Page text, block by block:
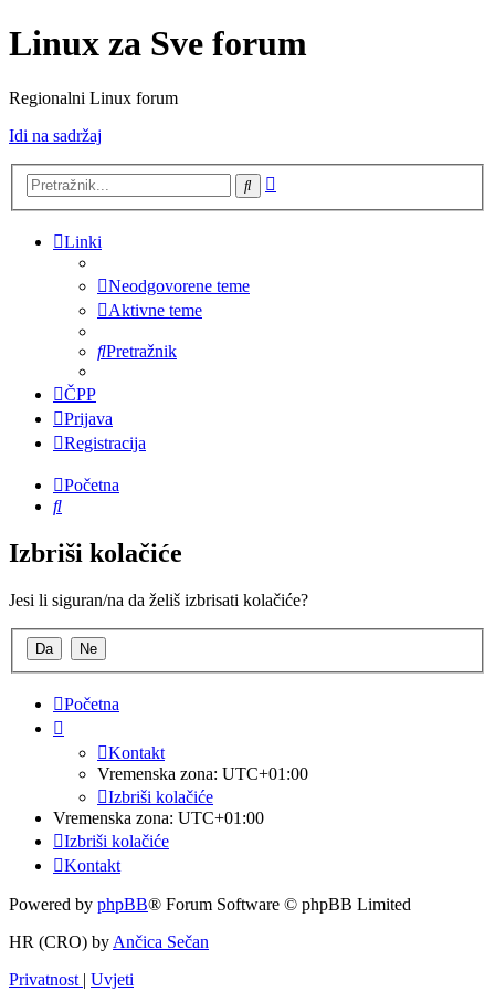
Linux za Sve forum
Regionalni Linux forum
Idi na sadržaj
Pretražnik
Linki
Neodgovorene teme
Aktivne teme
Pretražnik
ČPP
Prijava
Registracija
Početna
Pretražnik
Izbriši kolačiće
Jesi li siguran/na da želiš izbrisati kolačiće?
Početna
Kontakt
Vremenska zona: UTC+01:00
Izbriši kolačiće
Vremenska zona: UTC+01:00
Izbriši kolačiće
Kontakt
Powered by phpBB® Forum Software © phpBB Limited
HR (CRO) by Ančica Sečan
Privatnost | Uvjeti